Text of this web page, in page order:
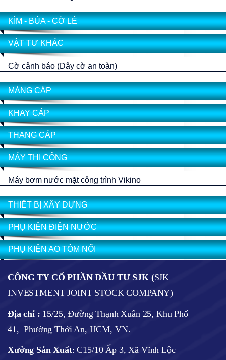
KÌM - BÚA - CỜ LÊ
VẬT TƯ KHÁC
Cờ cảnh báo (Dây cờ an toàn)
MÁNG CÁP
KHAY CÁP
THANG CÁP
MÁY THI CÔNG
Máy bơm nước mặt công trình Vikino
THIẾT BỊ XÂY DỰNG
PHỤ KIỆN ĐIỆN NƯỚC
PHỤ KIỆN AO TÔM NỔI
CÔNG TY CỔ PHẦN ĐẦU TƯ SJK (SJK
INVESTMENT JOINT STOCK COMPANY)
Địa chỉ : 15/25, Đường Thạnh Xuân 25, Khu Phố
41, Phường Thới An, HCM, VN.
Xưởng Sản Xuất: C15/10 Ấp 3, Xã Vĩnh Lộc